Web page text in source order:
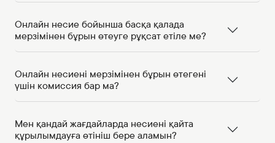
Онлайн несие бойынша басқа қалада
мерзімінен бұрын өтеуге рұқсат етіле ме?
Онлайн несиені мерзімінен бұрын өтегені
үшін комиссия бар ма?
Мен қандай жағдайларда несиені қайта
құрылымдауға өтініш бере аламын?